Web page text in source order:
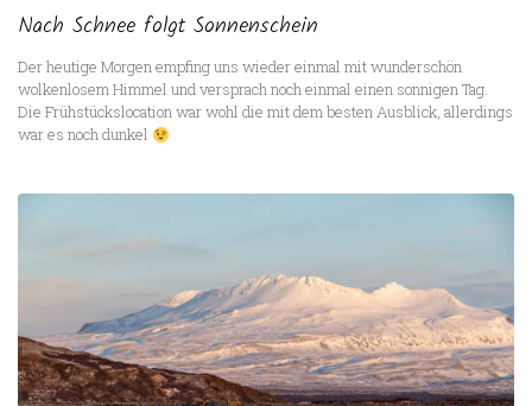
Nach Schnee folgt Sonnenschein
Der heutige Morgen empfing uns wieder einmal mit wunderschön
wolkenlosem Himmel und versprach noch einmal einen sonnigen Tag.
Die Frühstückslocation war wohl die mit dem besten Ausblick, allerdings
war es noch dunkel